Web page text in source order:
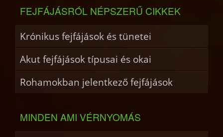
FEJFÁJÁSRÓL NÉPSZERŰ CIKKEK
Krónikus fejfájások és tünetei
Akut fejfájások típusai és okai
Rohamokban jelentkező fejfájások
MINDEN AMI VÉRNYOMÁS